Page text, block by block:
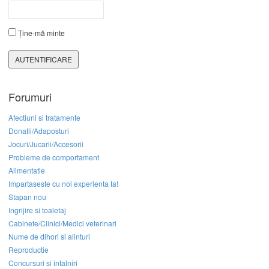
Ține-mă minte
AUTENTIFICARE
Forumuri
Afectiuni si tratamente
Donatii/Adaposturi
Jocuri/Jucarii/Accesorii
Probleme de comportament
Alimentatie
Impartaseste cu noi experienta ta!
Stapan nou
Ingrijire si toaletaj
Cabinete/Clinici/Medici veterinari
Nume de dihori si alinturi
Reproductie
Concursuri si intalniri